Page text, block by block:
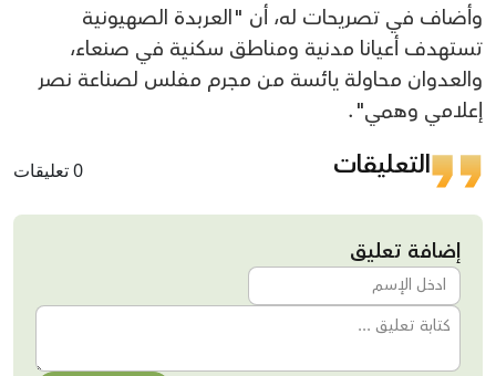
وأضاف في تصريحات له، أن "العربدة الصهيونية
تستهدف أعيانا مدنية ومناطق سكنية في صنعاء،
والعدوان محاولة يائسة من مجرم مفلس لصناعة نصر
إعلامي وهمي".
التعليقات 0 تعليقات
إضافة تعليق